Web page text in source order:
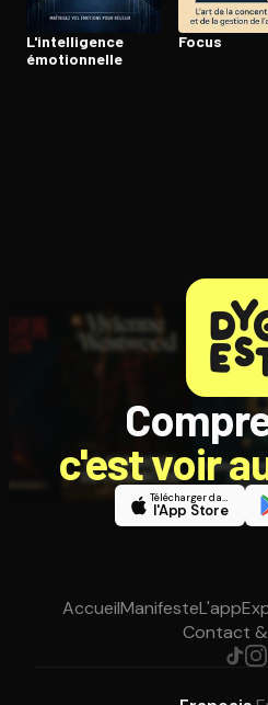
L'in­tel­li­gence
émo­tion­nelle
Focus
c'est voir
Télécharger dans
l'App Store
AccueilManifesteL'app
Contact